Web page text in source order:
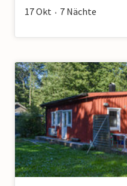
17 Okt • 7 Nächte